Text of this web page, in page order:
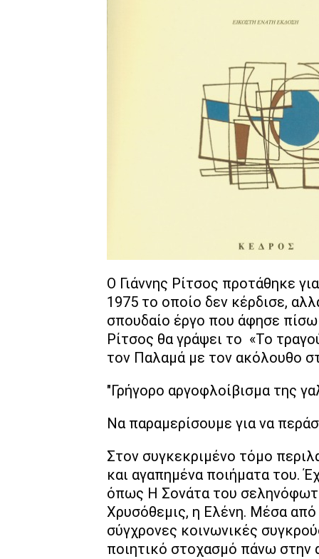
Ο Γιάννης Ρίτσος προτάθηκε
1975 το οποίο δεν κέρδισε,
σπουδαίο έργο που άφησε
Ρίτσος θα γράψει το «Το
τον Παλαμά με τον ακόλουθο
"Γρήγορο αργοφλοίβισμα της
Να παραμερίσουμε για να
Στον συγκεκριμένο τόμο
και αγαπημένα ποιήματα του.
όπως H Σονάτα του
Χρυσόθεμις, η Ελένη. Μέσα από
σύγχρονες κοινωνικές
ποιητικό στοχασμό πάνω στην